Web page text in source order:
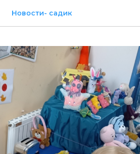
Новости- садик